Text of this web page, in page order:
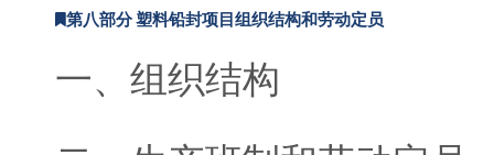
第八部分 塑料铅封项目组织结构和劳动定员
一、组织结构